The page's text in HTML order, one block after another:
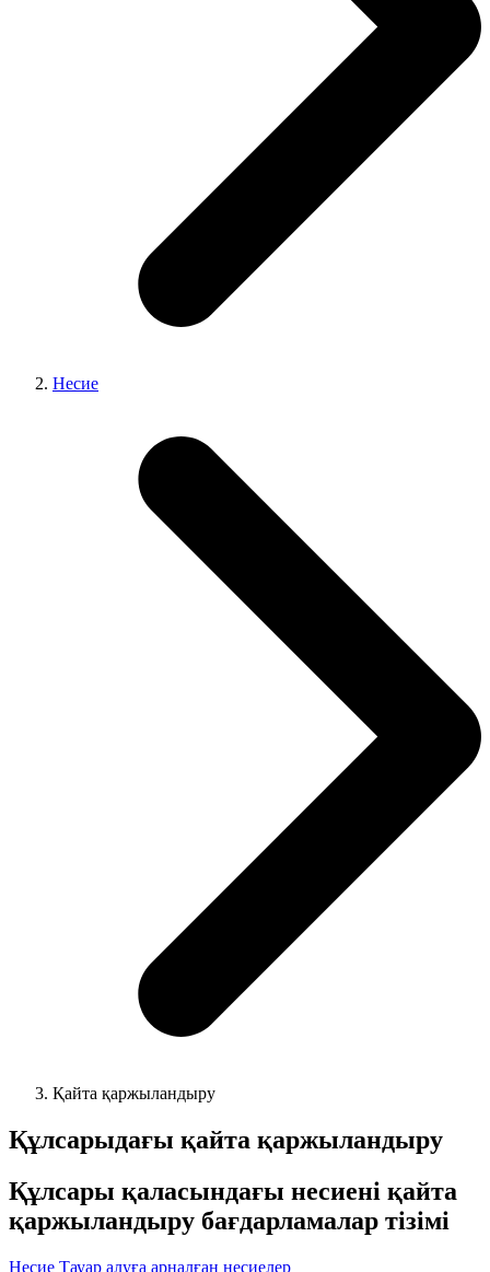
Несие
Қайта қаржыландыру
Құлсарыдағы қайта қаржыландыру
Құлсары қаласындағы несиені қайта
қаржыландыру бағдарламалар тізімі
Несие Тауар алуға арналған несиелер